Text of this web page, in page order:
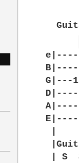
G|---
| S